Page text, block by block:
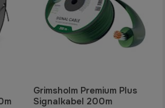
Grimsholm Premium Plus
Signalkabel 200m